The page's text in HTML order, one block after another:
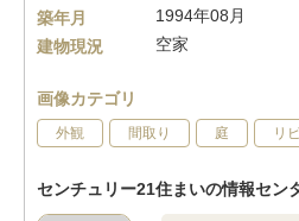
築年月
1994年08月
建物現況
空家
画像カテゴリ
外観 間取り 庭 リ
センチュリー21住まいの情報セン